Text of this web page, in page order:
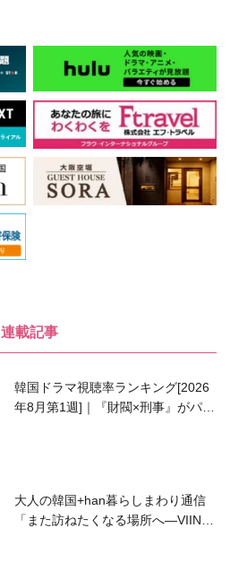
連載記事
韓国ドラマ視聴率ランキング[2026
年8月第1週]｜『財閥×刑事』がパワ
大人の韓国+han暮らしまわり通信
「また訪ねたくなる場所へ―VIIN C